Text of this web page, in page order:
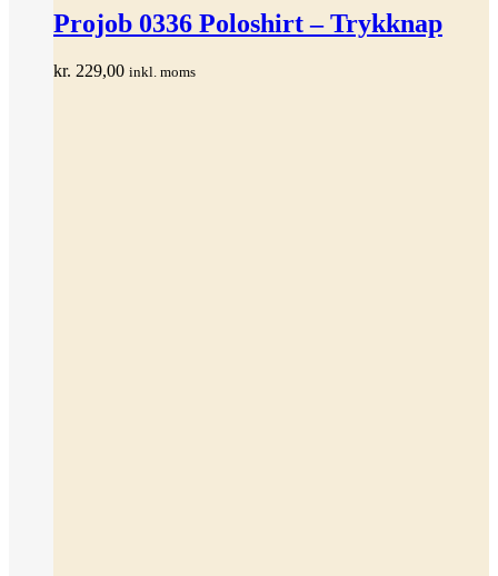
har
flere
Mulighederne
Projob 0336 Poloshirt – Trykknap
kr. 229,00 inkl. moms